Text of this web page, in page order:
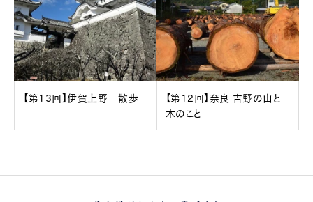
【第13回】伊賀上野 散歩
【第12回】奈良 吉野の山と
木のこと